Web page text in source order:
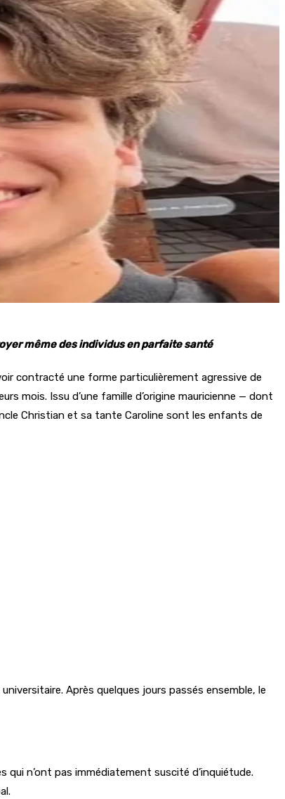
même des individus en parfaite santé
contracté une forme particulièrement agressive de
mois. Issu d’une famille d’origine mauricienne — dont
Christian et sa tante Caroline sont les enfants de
Après quelques jours passés ensemble, le
n’ont pas immédiatement suscité d’inquiétude.